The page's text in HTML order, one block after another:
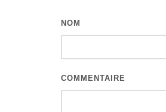
NOM
COMMENTAIRE